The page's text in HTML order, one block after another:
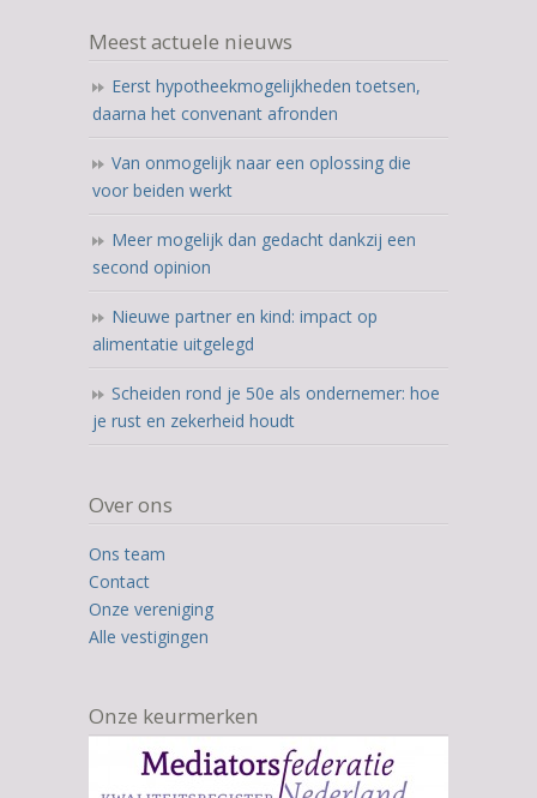
ratings
Meest actuele nieuws
Eerst hypotheekmogelijkheden toetsen,
daarna het convenant afronden
Van onmogelijk naar een oplossing die
voor beiden werkt
Meer mogelijk dan gedacht dankzij een
second opinion
Nieuwe partner en kind: impact op
alimentatie uitgelegd
Scheiden rond je 50e als ondernemer: hoe
je rust en zekerheid houdt
Over ons
Ons team
Contact
Onze vereniging
Alle vestigingen
Onze keurmerken